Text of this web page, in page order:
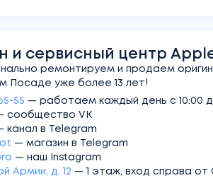
влаги
попадания влаги и окислов
и сервисный центр
ремонтируем и продаем
Посаде уже более 13 лет!
55 — работаем каждый день с 10:00
сообщество VK
канал в Telegram
— магазин в Telegram
— наш Instagram
Армии, д. 12 — 1 этаж, вход справа от